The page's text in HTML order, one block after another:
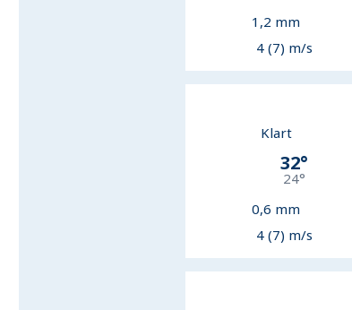
1,2 mm
4 (7) m/s
Klart
32°
24°
0,6 mm
4 (7) m/s